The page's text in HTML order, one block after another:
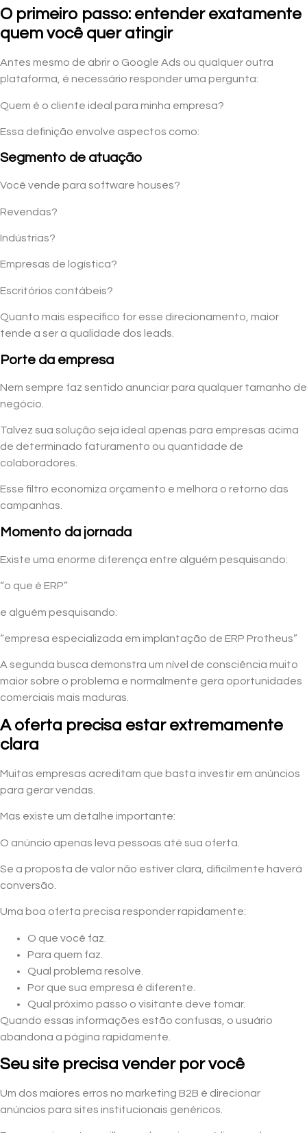
O primeiro passo: entender exatamente
quem você quer atingir
Antes mesmo de abrir o Google Ads ou qualquer outra
plataforma, é necessário responder uma pergunta:
Quem é o cliente ideal para minha empresa?
Essa definição envolve aspectos como:
Segmento de atuação
Você vende para software houses?
Revendas?
Indústrias?
Empresas de logística?
Escritórios contábeis?
Quanto mais específico for esse direcionamento, maior
tende a ser a qualidade dos leads.
Porte da empresa
Nem sempre faz sentido anunciar para qualquer tamanho de
negócio.
Talvez sua solução seja ideal apenas para empresas acima
de determinado faturamento ou quantidade de
colaboradores.
Esse filtro economiza orçamento e melhora o retorno das
campanhas.
Momento da jornada
Existe uma enorme diferença entre alguém pesquisando:
“o que é ERP”
e alguém pesquisando:
“empresa especializada em implantação de ERP Protheus”
A segunda busca demonstra um nível de consciência muito
maior sobre o problema e normalmente gera oportunidades
comerciais mais maduras.
A oferta precisa estar extremamente
clara
Muitas empresas acreditam que basta investir em anúncios
para gerar vendas.
Mas existe um detalhe importante:
O anúncio apenas leva pessoas até sua oferta.
Se a proposta de valor não estiver clara, dificilmente haverá
conversão.
Uma boa oferta precisa responder rapidamente:
O que você faz.
Para quem faz.
Qual problema resolve.
Por que sua empresa é diferente.
Qual próximo passo o visitante deve tomar.
Quando essas informações estão confusas, o usuário
abandona a página rapidamente.
Seu site precisa vender por você
Um dos maiores erros no marketing B2B é direcionar
anúncios para sites institucionais genéricos.